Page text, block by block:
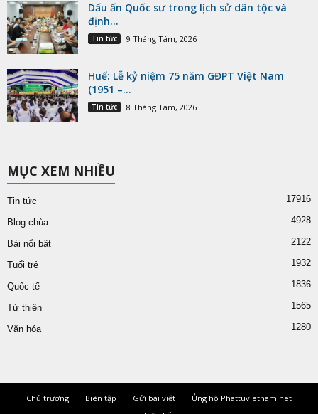
Dấu ấn Quốc sư trong lịch sử dân tộc và
định...
Tin tức 9 Tháng Tám, 2026
Huế: Lễ kỷ niệm 75 năm GĐPT Việt Nam
(1951 –...
Tin tức 8 Tháng Tám, 2026
MỤC XEM NHIỀU
Tin tức 17916
Blog chùa 4928
Bài nổi bật 2122
Tuổi trẻ 1932
Quốc tế 1836
Từ thiện 1565
Văn hóa 1280
Chủ trương Biên tập Gửi bài viết
Ủng hộ Phattuvietnam.net